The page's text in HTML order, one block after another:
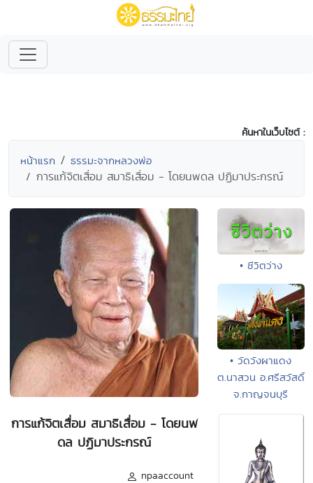
ค้นหาในเว็บไซต์ :
หน้าแรก ธรรมะจากหลวงพ่อ
การแก้จิตเสื่อม สมาธิเสื่อม - โดยนพดล ปฏิมาประกรณ์
การแก้จิตเสื่อม สมาธิเสื่อม - โดยนพ
ดล ปฏิมาประกรณ์
npaaccount
• ชีวิตว่าง
• วัดวังผาแดง
ต.นาสวน อ.ศรีสวัสดิ์
จ.กาญจนบุรี